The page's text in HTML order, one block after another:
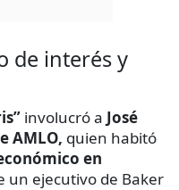
de interés y
involucró a José
AMLO, quien habitó
en
un ejecutivo de Baker